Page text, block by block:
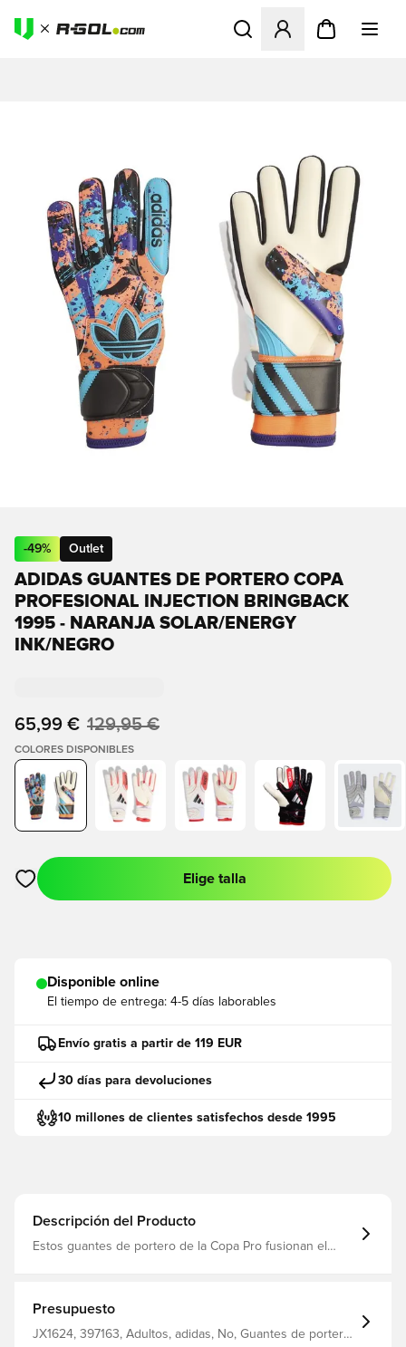
Abre un modal para iniciar
-49% Outlet
ADIDAS GUANTES DE PORTERO COPA
PROFESIONAL INJECTION BRINGBACK
1995 - NARANJA SOLAR/ENERGY
INK/NEGRO
65,99 € 129,95 €
COLORES DISPONIBLES
Abre un modal para iniciar sesión o registrarse como miembro
Elige talla
Disponible online
El tiempo de entrega: 4-5 días laborables
Envío gratis a partir de 119 EUR
30 días para devoluciones
10 millones de clientes satisfechos desde 1995
Descripción del Producto
Estos guantes de portero de la Copa Pro fusionan el
látex Pulsera elástica Empuñadura El corte negativo
proporciona un ajuste ceñido y ceñido
Presupuesto
JX1624, 397163, Adultos, adidas, No, Guantes de portero,